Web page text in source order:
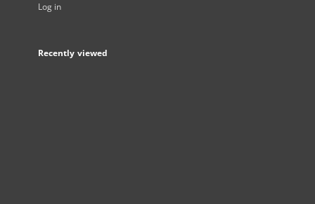
Log in
Recently viewed